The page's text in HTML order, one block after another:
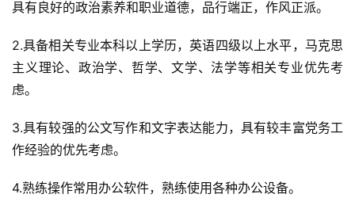
具有良好的政治素养和职业道德，品行端正，作风正派。
2.具备相关专业本科以上学历，英语四级以上水平，马克思
主义理论、政治学、哲学、文学、法学等相关专业优先考
虑。
3.具有较强的公文写作和文字表达能力，具有较丰富党务工
作经验的优先考虑。
4.熟练操作常用办公软件，熟练使用各种办公设备。